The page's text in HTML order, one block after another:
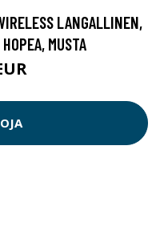
LANGALLINEN,
MUSTA